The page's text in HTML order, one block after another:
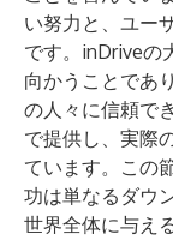
い努力と、ユー
です。inDriveの
向かうことであ
の人々に信頼で
で提供し、実際
ています。この
功は単なるダウ
世界全体に与え